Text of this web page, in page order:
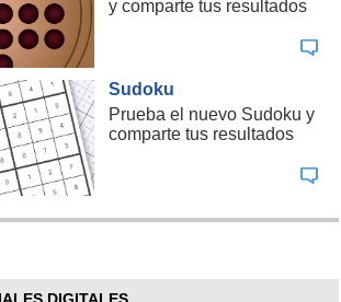
y comparte tus resultados
Sudoku
Prueba el nuevo Sudoku y
comparte tus resultados